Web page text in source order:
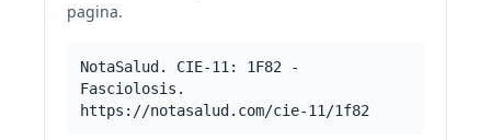
pagina.
NotaSalud. CIE-11: 1F82 -
Fasciolosis.
https://notasalud.com/cie-11/1f82